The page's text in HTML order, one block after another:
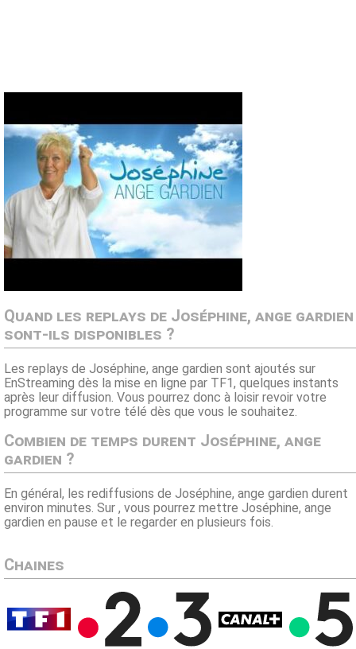
Quand les replays de Joséphine, ange gardien
sont-ils disponibles ?
Les replays de Joséphine, ange gardien sont ajoutés sur
EnStreaming dès la mise en ligne par TF1, quelques instants
après leur diffusion. Vous pourrez donc à loisir revoir votre
programme sur votre télé dès que vous le souhaitez.
Combien de temps durent Joséphine, ange
gardien ?
En général, les rediffusions de Joséphine, ange gardien durent
environ minutes. Sur , vous pourrez mettre Joséphine, ange
gardien en pause et le regarder en plusieurs fois.
Chaines